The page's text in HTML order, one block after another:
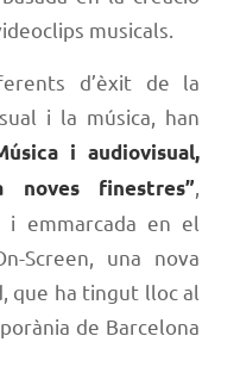
musicals.
d’èxit de la
i la música, han
i audiovisual,
finestres”
i emmarcada en el
Screen, una nova
que ha tingut lloc al
de Barcelona